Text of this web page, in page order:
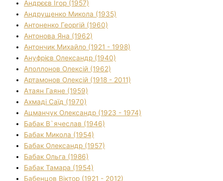
Андрєєв Ігор (1957)
Андрущенко Микола (1935)
Антоненко Георгій (1960)
Антонова Яна (1962)
Антончик Михайло (1921 - 1998)
Ануфрієв Олександр (1940)
Аполлонов Олексій (1962)
Артамонов Олексій (1918 - 2011)
Атаян Гаяне (1959)
Ахмаді Саїд (1970)
Ацманчук Олександр (1923 - 1974)
Бабак В`ячеслав (1946)
Бабак Микола (1954)
Бабак Олександр (1957)
Бабак Ольга (1986)
Бабак Тамара (1954)
Бабенцов Віктор (1921 - 2012)